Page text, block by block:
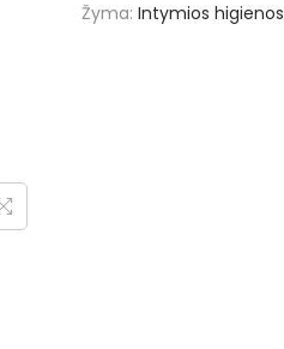
Žyma: Intymios higienos